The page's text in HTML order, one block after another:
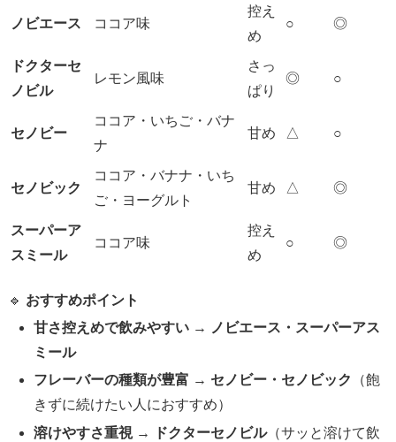
ノビエース ココア味
控え
め
○ ◎
ドクターセ
ノビル
レモン風味
さっ
ぱり
◎ ○
セノビー
ココア・いちご・バナ
ナ
甘め △ ○
セノビック
ココア・バナナ・いち
ご・ヨーグルト
甘め △ ◎
スーパーア
スミール
ココア味
控え
め
○ ◎
🔹 おすすめポイント
甘さ控えめで飲みやすい →
ノビエース・スーパーアス
ミール
フレーバーの種類が豊富 → セノビー・セノビック
（飽
きずに続けたい人におすすめ）
溶けやすさ重視→ ドクターセノビル（サッと溶けて飲